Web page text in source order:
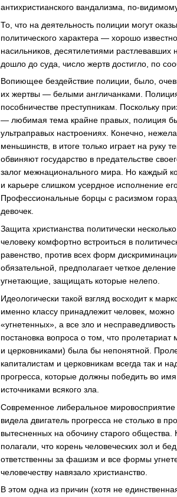
антихристианского вандализма, по-
То, что на деятельность полиции могут
политического характера — хорошо
насильников, десятилетиями растлевавших
дошло до суда, число жертв достигло, по
Вопиющее бездействие полиции, было,
их жертвы — белыми англичанками.
пособничестве преступникам. Поскольку
— любимая тема крайне правых, полиция
ультраправых настроениях. Конечно,
меньшинств, в итоге только играет на
обвиняют государство в предательстве
залог межнационального мира. Но каждый
и карьере слишком усердное исполнение
Профессиональные борцы с расизмом
девочек.
Защита христианства политически
человеку комфортно встроиться в
равенство, против всех форм
обязательной, предполагает четкое
угнетающие, защищать которые нелепо.
Идеологически такой взгляд восходит к
именно классу принадлежит человек, можно
«угнетенных», а все зло и
постановка вопроса о том, что
и церковниками) была бы непонятной.
капиталистам и церковникам всегда так и
прогресса, которые должны победить во
источниками всякого зла.
Современное либеральное
видела двигатель прогресса не столько в
вытесненных на обочину старого
полагали, что корень человеческих зол и
ответственны за фашизм и все формы
человечеству навязало христианство.
В этом одна из причин (хотя не